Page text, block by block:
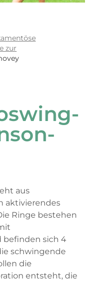
zur
aus
aktivierendes
Ringe bestehen
befinden sich 4
schwingende
die
entsteht, die